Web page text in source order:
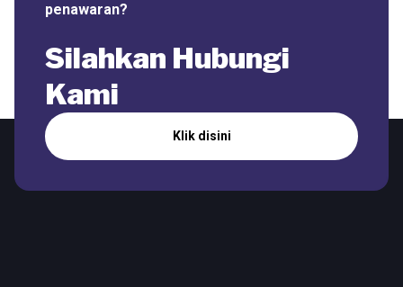
penawaran?
Silahkan Hubungi
Kami
Klik disini